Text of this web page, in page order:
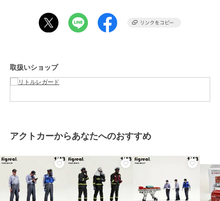
取扱いショップ
アクトカーからあなたへのおすすめ